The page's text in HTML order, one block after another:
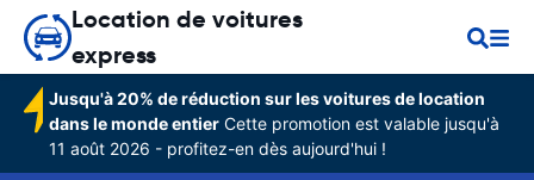
Location de voitures
express
Jusqu'à 20% de réduction sur les voitures de location
dans le monde entier Cette promotion est valable jusqu'à
11 août 2026 - profitez-en dès aujourd'hui !